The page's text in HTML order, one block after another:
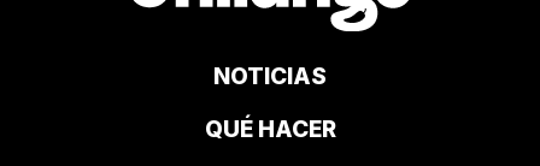
NOTICIAS
QUÉ HACER